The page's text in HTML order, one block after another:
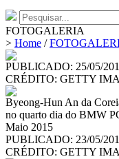
FOTOGALERIA
> Home /
PUBLICADO: 25/05/
CRÉDITO: GETTY
Byeong-Hun An da
no quarto dia do BMW
Maio 2015
PUBLICADO: 23/05/
CRÉDITO: GETTY